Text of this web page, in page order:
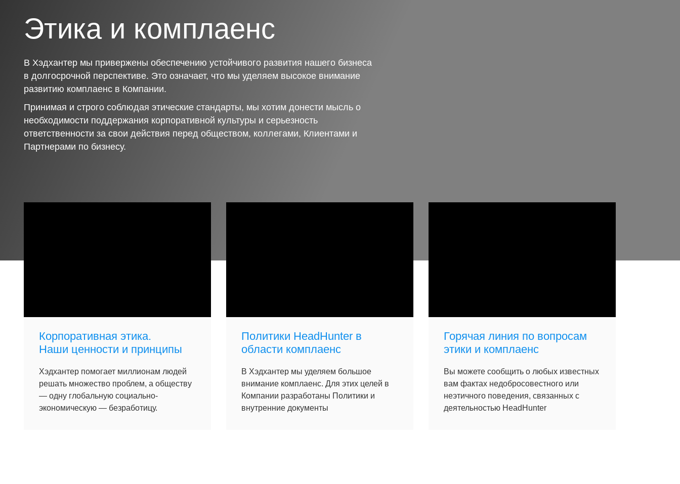
Этика и комплаенс
В Хэдхантер мы привержены обеспечению устойчивого развития нашего бизнеса
в долгосрочной перспективе. Это означает, что мы уделяем высокое внимание
развитию комплаенс в Компании.
Принимая и строго соблюдая этические стандарты, мы хотим донести мысль о
необходимости поддержания корпоративной культуры и серьезность
ответственности за свои действия перед обществом, коллегами, Клиентами и
Партнерами по бизнесу.
Корпоративная этика.
Наши ценности и принципы
Хэдхантер помогает миллионам людей
решать множество проблем, а обществу
— одну глобальную социально-
экономическую — безработицу.
Политики HeadHunter в
области комплаенс
В Хэдхантер мы уделяем большое
внимание комплаенс. Для этих целей в
Компании разработаны Политики и
внутренние документы
Горячая линия по вопросам
этики и комплаенс
Вы можете сообщить о любых известных
вам фактах недобросовестного или
неэтичного поведения, связанных с
деятельностью HeadHunter